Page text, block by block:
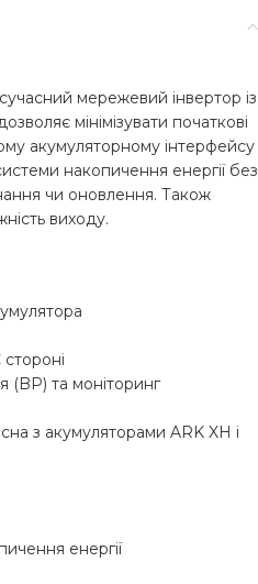
мережевий інвертор із
мінімізувати початкові
акумуляторному інтерфейсу
накопичення енергії без
чи оновлення. Також
виходу.
(BP) та моніторинг
з акумуляторами ARK XH і
енергії